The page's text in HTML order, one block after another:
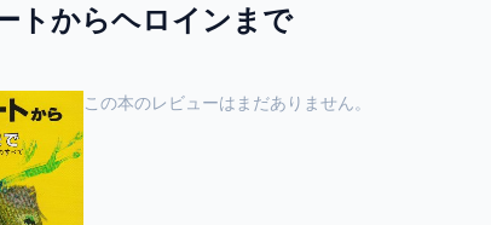
トからヘロインまで
この本のレビューはまだありません。